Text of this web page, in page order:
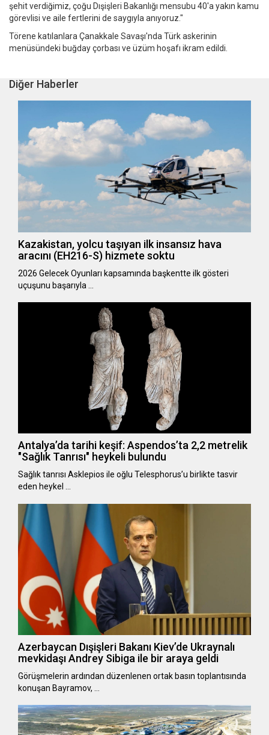
şehit verdiğimiz, çoğu Dışişleri Bakanlığı mensubu 40'a yakın kamu
görevlisi ve aile fertlerini de saygıyla anıyoruz."
Törene katılanlara Çanakkale Savaşı'nda Türk askerinin
menüsündeki buğday çorbası ve üzüm hoşafı ikram edildi.
Diğer Haberler
Kazakistan, yolcu taşıyan ilk insansız hava
aracını (EH216-S) hizmete soktu
2026 Gelecek Oyunları kapsamında başkentte ilk gösteri
uçuşunu başarıyla …
Antalya’da tarihi keşif: Aspendos’ta 2,2 metrelik
"Sağlık Tanrısı" heykeli bulundu
Sağlık tanrısı Asklepios ile oğlu Telesphorus’u birlikte tasvir
eden heykel …
Azerbaycan Dışişleri Bakanı Kiev’de Ukraynalı
mevkidaşı Andrey Sibiga ile bir araya geldi
Görüşmelerin ardından düzenlenen ortak basın toplantısında
konuşan Bayramov, …